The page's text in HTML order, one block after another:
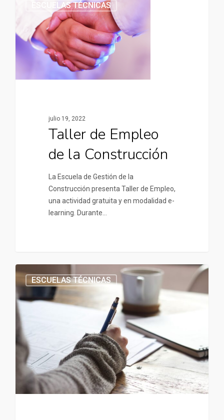
ESCUELAS TÉCNICAS
julio 19, 2022
Taller de Empleo
de la Construcción
La Escuela de Gestión de la
Construcción presenta Taller de Empleo,
una actividad gratuita y en modalidad e-
learning. Durante…
ESCUELAS TÉCNICAS